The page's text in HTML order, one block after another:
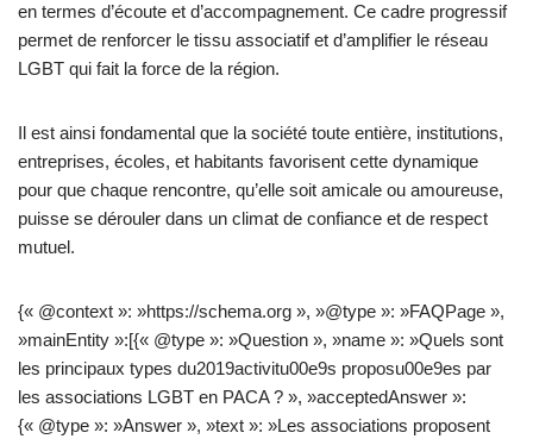
en termes d’écoute et d’accompagnement. Ce cadre progressif
permet de renforcer le tissu associatif et d’amplifier le réseau
LGBT qui fait la force de la région.
Il est ainsi fondamental que la société toute entière, institutions,
entreprises, écoles, et habitants favorisent cette dynamique
pour que chaque rencontre, qu’elle soit amicale ou amoureuse,
puisse se dérouler dans un climat de confiance et de respect
mutuel.
{« @context »: »https://schema.org », »@type »: »FAQPage »,
»mainEntity »:[{« @type »: »Question », »name »: »Quels sont
les principaux types du2019activitu00e9s proposu00e9es par
les associations LGBT en PACA ? », »acceptedAnswer »:
{« @type »: »Answer », »text »: »Les associations proposent